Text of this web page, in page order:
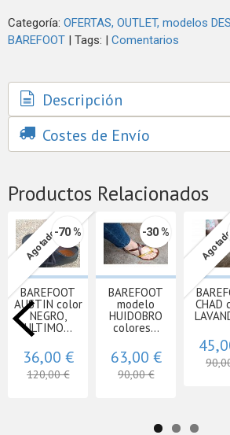
Categoría: OFERTAS, OUTLET, modelos
BAREFOOT | Tags: | Comentarios
Descripción
Costes de Envío
Productos Relacionados
Agotado-70 %
BAREFOOT
AUSTIN color
NEGRO,
ULTIMO...
36,00 €
120,00 €
-30 %
BAREFOOT
modelo
HUIDOBRO
colores...
63,00 €
90,00 €
CHAD